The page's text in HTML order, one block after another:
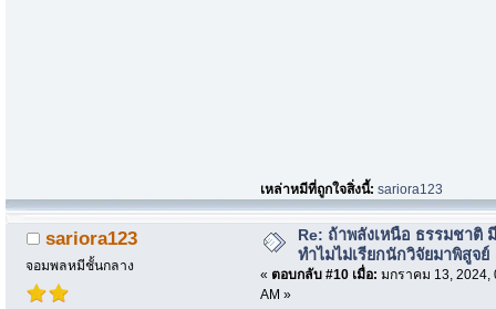
เหล่าหมีที่ถูกใจสิ่งนี้:sariora123
sariora123
จอมพลหมีชั้นกลาง
Re: ถ้าพลังเหนือ ธรรมชาติ
ทำไมไม่เรียกนักวิจัยมาพิสูจย์
« ตอบกลับ #10 เมื่อ: มกราคม 13, 2024,
AM »